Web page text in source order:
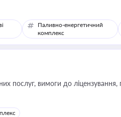
Паливно-енергетичний
комплекс
послуг, вимоги до ліцензування,